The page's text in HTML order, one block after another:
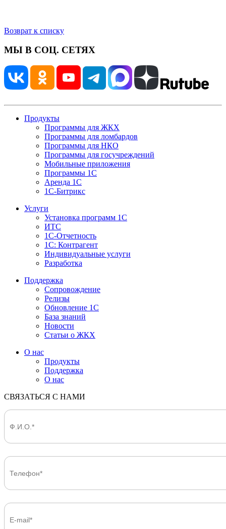
Возврат к списку
МЫ В СОЦ. СЕТЯХ
Продукты
Программы для ЖКХ
Программы для ломбардов
Программы для НКО
Программы для госучреждений
Мобильные приложения
Программы 1С
Аренда 1С
1С-Битрикс
Услуги
Установка программ 1С
ИТС
1С-Отчетность
1С: Контрагент
Индивидуальные услуги
Разработка
Поддержка
Сопровождение
Релизы
Обновление 1С
База знаний
Новости
Статьи о ЖКХ
О нас
Продукты
Поддержка
О нас
СВЯЗАТЬСЯ С НАМИ